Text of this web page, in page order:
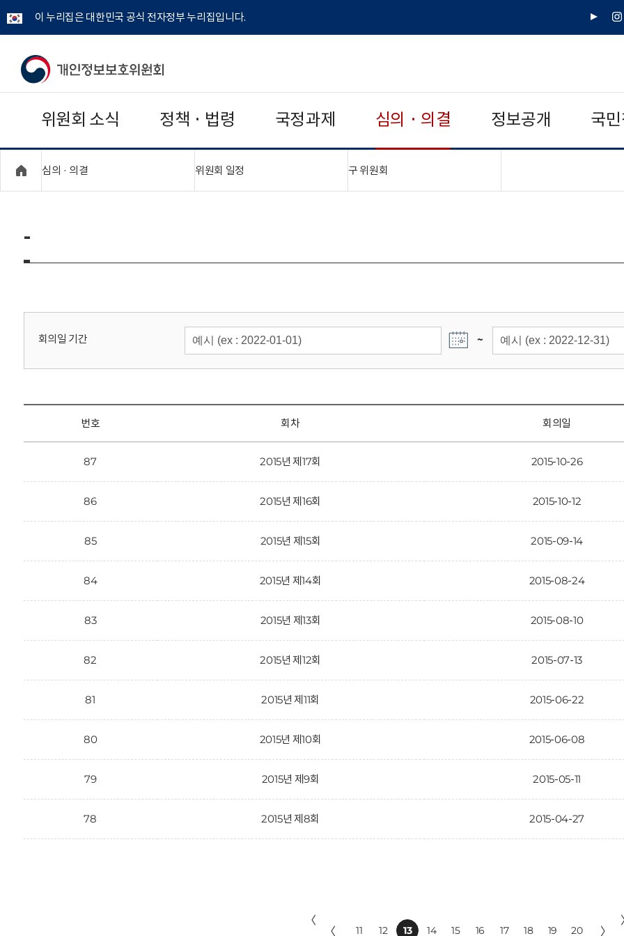
이 누리집은 대한민국 공식 전자정부 누리집입니다.
유
인
개
보
보
위
회
위원회 소식 정책 · 법령 국정과제 심의 · 의결 정보공개 국
심의 · 의결 위원회 일정 구 위원회
-
회의일 기간 ~
번호 회차 회의일
87 2015년 제17회 2015-10-26
86 2015년 제16회 2015-10-12
85 2015년 제15회 2015-09-14
84 2015년 제14회 2015-08-24
83 2015년 제13회 2015-08-10
82 2015년 제12회 2015-07-13
81 2015년 제11회 2015-06-22
80 2015년 제10회 2015-06-08
79 2015년 제9회 2015-05-11
78 2015년 제8회 2015-04-27
〈
〈 11 12 13 14 15 16 17 18 19 20 〉